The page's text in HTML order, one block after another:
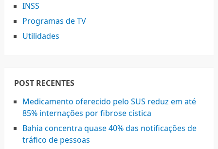
INSS
Programas de TV
Utilidades
POST RECENTES
Medicamento oferecido pelo SUS reduz em até
85% internações por fibrose cística
Bahia concentra quase 40% das notificações de
tráfico de pessoas